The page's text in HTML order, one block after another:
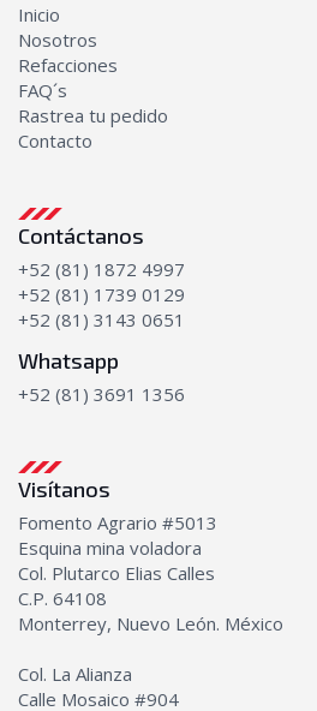
Inicio
Nosotros
Refacciones
FAQ´s
Rastrea tu pedido
Contacto
Contáctanos
+52 (81) 1872 4997
+52 (81) 1739 0129
+52 (81) 3143 0651
Whatsapp
+52 (81) 3691 1356
Visítanos
Fomento Agrario #5013
Esquina mina voladora
Col. Plutarco Elias Calles
C.P. 64108
Monterrey, Nuevo León. México
Col. La Alianza
Calle Mosaico #904